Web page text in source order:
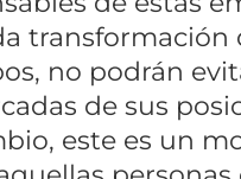
transformación
no podrán
de sus
este es un